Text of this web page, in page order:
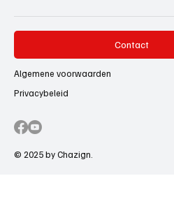
Contact
Algemene voorwaarden
Privacybeleid
© 2025 by Chazign.